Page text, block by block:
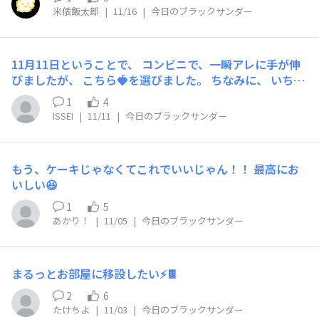
米俵飯太郎 | 11/16 | 今日のブラックサンダー
11月11日ということで、 コンビニで、一瞬アレに手が伸
びましたが、 こちら🍓を選びました。 ちなみに、 いちご
は英語でストロベリーだけど、 定義上「ベリー」ではな
いことを知りました。 「ニュー！ベリー！ハッピ
ー！！」を なんとなく調べて得た豆知識でした^_^
1 4
ISSEI | 11/11 | 今日のブラックサンダー
もう、ケーキじゃなくてこれでいいじゃん！！ 最高にお
いしい😆
1 5
あかり！ | 11/05 | 今日のブラックサンダー
まるっとお部屋に移設したい⚡️🍫
2 6
たけちよ | 11/03 | 今日のブラックサンダー